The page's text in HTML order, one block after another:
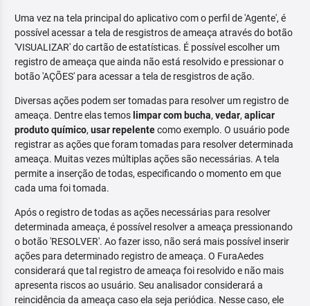
Uma vez na tela principal do aplicativo com o perfil de 'Agente', é
possível acessar a tela de resgistros de ameaça através do botão
'VISUALIZAR' do cartão de estatísticas. É possível escolher um
registro de ameaça que ainda não está resolvido e pressionar o
botão 'AÇÕES' para acessar a tela de resgistros de ação.
Diversas ações podem ser tomadas para resolver um registro de
ameaça. Dentre elas temos limpar com bucha, vedar, aplicar
produto químico, usar repelentecomo exemplo. O usuário pode
registrar as ações que foram tomadas para resolver determinada
ameaça. Muitas vezes múltiplas ações são necessárias. A tela
permite a inserção de todas, especificando o momento em que
cada uma foi tomada.
Após o registro de todas as ações necessárias para resolver
determinada ameaça, é possível resolver a ameaça pressionando
o botão 'RESOLVER'. Ao fazer isso, não será mais possível inserir
ações para determinado registro de ameaça. O FuraAedes
considerará que tal registro de ameaça foi resolvido e não mais
apresenta riscos ao usuário. Seu analisador considerará a
reincidência da ameaça caso ela seja periódica. Nesse caso, ele